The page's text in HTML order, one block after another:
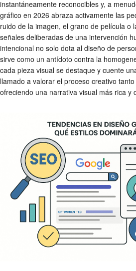
instantáneamente reconocibles y, a
gráfico en 2026 abraza activamente las
ruido de la imagen, el grano de película o
señales deliberadas de una intervención
intencional no solo dota al diseño de
sirve como un antídoto contra la
cada pieza visual se destaque y cuente
llamado a valorar el proceso creativo
ofreciendo una narrativa visual más rica y